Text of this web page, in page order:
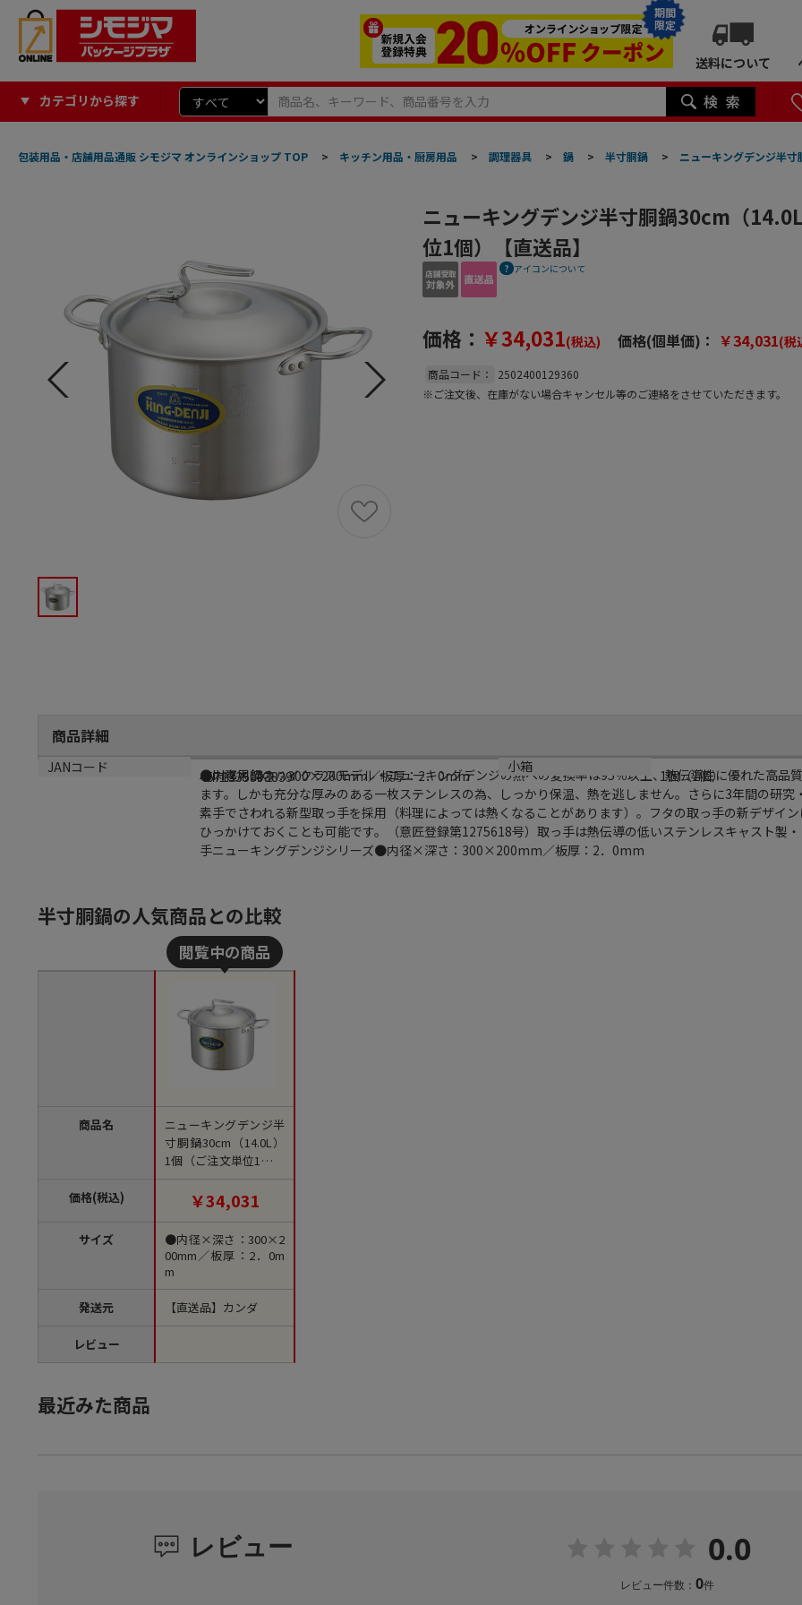
期間
限定
送料について
カテゴリから探す
包装用品・店舗用品通販 シモジマ オンラインショップ TOP > キッチン用品・厨房用品 > 調理器具 > 鍋 > 半寸胴鍋 > ニューキングデンジ半
ニューキングデンジ半寸胴鍋30cm（
位1個）【直送品】
アイコンについて
価格： ￥34,031(税込) 価格(個単価)： ￥34,031(税
商品コード：
2502400129360
※ご注文後、在庫がない場合キャンセル等のご連絡をさせていただきます。
商品詳細
商品説明
●IH専用鍋のハイクラスモデル・ニューキングデンジの熱への変換率は95％以上、熱伝導性に優れた高品
ます。しかも充分な厚みのある一枚ステンレスの為、しっかり保温、熱を逃しません。さらに3年間の研究
素手でさわれる新型取っ手を採用（料理によっては熱くなることがあります）。フタの取っ手の新デザイ
ひっかけておくことも可能です。（意匠登録第1275618号）取っ手は熱伝導の低いステンレスキャスト製
手ニューキングデンジシリーズ●内径×深さ：300×200mm／板厚：2．0mm
サイズ
●内径×深さ：300×200mm／板厚：2．0mm
小箱
1個（1個）
JANコード
4571335093839
半寸胴鍋の人気商品との比較
商品名
価格(税込)
サイズ
発送元
レビュー
ニューキングデンジ半
寸胴鍋30cm（14.0L）
1個（ご注文単位1個）
【直送品】
￥34,031
●内径×深さ：300×2
00mm／板厚：2．0m
m
【直送品】カンダ
最近みた商品
レビュー 0.0
レビュー件数： 0件